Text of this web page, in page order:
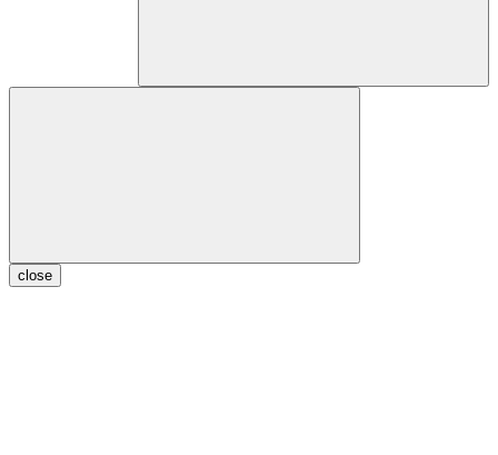
close